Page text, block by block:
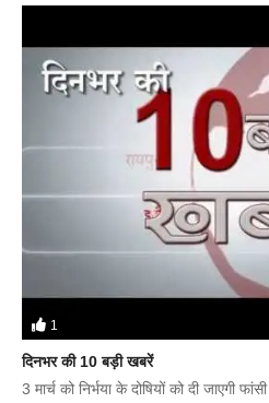
1
दिनभर की 10 बड़ी खबरें
3 मार्च को निर्भया के दोषियों को दी जाएगी